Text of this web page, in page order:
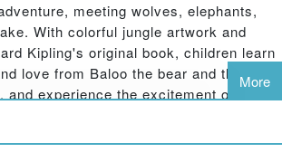
meeting wolves, elephants,
With colorful jungle artwork and
Kipling's original book, children learn
love from Baloo the bear and the
and experience the excitement of
of a classic favorite will be treasured
and beyond.
More